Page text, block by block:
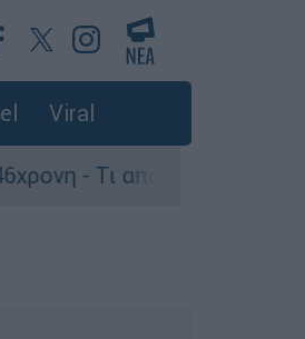
Viral
αποκάλυψε στους